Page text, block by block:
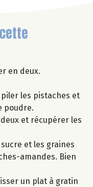
en deux.
les pistaches et
poudre.
et récupérer les
et les graines
amandes. Bien
un plat à gratin